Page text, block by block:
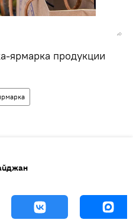
ярмарка продукции